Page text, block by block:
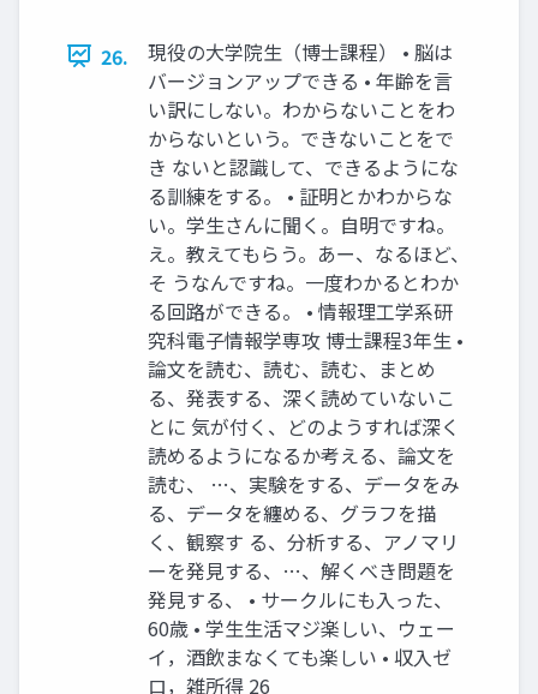
26.
現役の⼤学院⽣（博⼠課程） • 脳は
バージョンアップできる • 年齢を⾔
い訳にしない。わからないことをわ
からないという。できないことをで
き ないと認識して、できるようにな
る訓練をする。 • 証明とかわからな
い。学⽣さんに聞く。⾃明ですね。
え。教えてもらう。あー、なるほど、
そ うなんですね。⼀度わかるとわか
る回路ができる。 • 情報理⼯学系研
究科電⼦情報学専攻 博⼠課程3年⽣ •
論⽂を読む、読む、読む、まとめ
る、発表する、深く読めていないこ
とに 気が付く、どのようすれば深く
読めるようになるか考える、論⽂を
読む、 …、実験をする、データをみ
る、データを纏める、グラフを描
く、観察す る、分析する、アノマリ
ーを発⾒する、…、解くべき問題を
発⾒する、 • サークルにも⼊った、
60歳 • 学⽣⽣活マジ楽しい、ウェー
イ，酒飲まなくても楽しい • 収⼊ゼ
ロ，雑所得 26